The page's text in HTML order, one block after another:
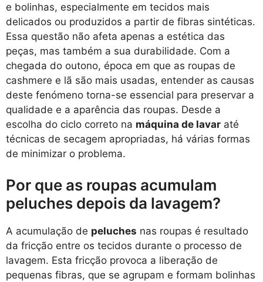
e bolinhas, especialmente em tecidos mais
delicados ou produzidos a partir de fibras sintéticas.
Essa questão não afeta apenas a estética das
peças, mas também a sua durabilidade. Com a
chegada do outono, época em que as roupas de
cashmere e lã são mais usadas, entender as causas
deste fenómeno torna-se essencial para preservar a
qualidade e a aparência das roupas. Desde a
escolha do ciclo correto na máquina de lavar até
técnicas de secagem apropriadas, há várias formas
de minimizar o problema.
Por que as roupas acumulam
peluches depois da lavagem?
A acumulação de peluches nas roupas é resultado
da fricção entre os tecidos durante o processo de
lavagem. Esta fricção provoca a liberação de
pequenas fibras, que se agrupam e formam bolinhas